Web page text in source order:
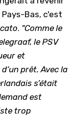
Bas, c'est
. "Comme le
le PSV
et
prêt. Avec la
s’était
est
trop